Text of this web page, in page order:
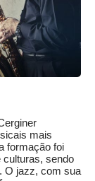
mais
formação foi
culturas, sendo
O jazz, com sua